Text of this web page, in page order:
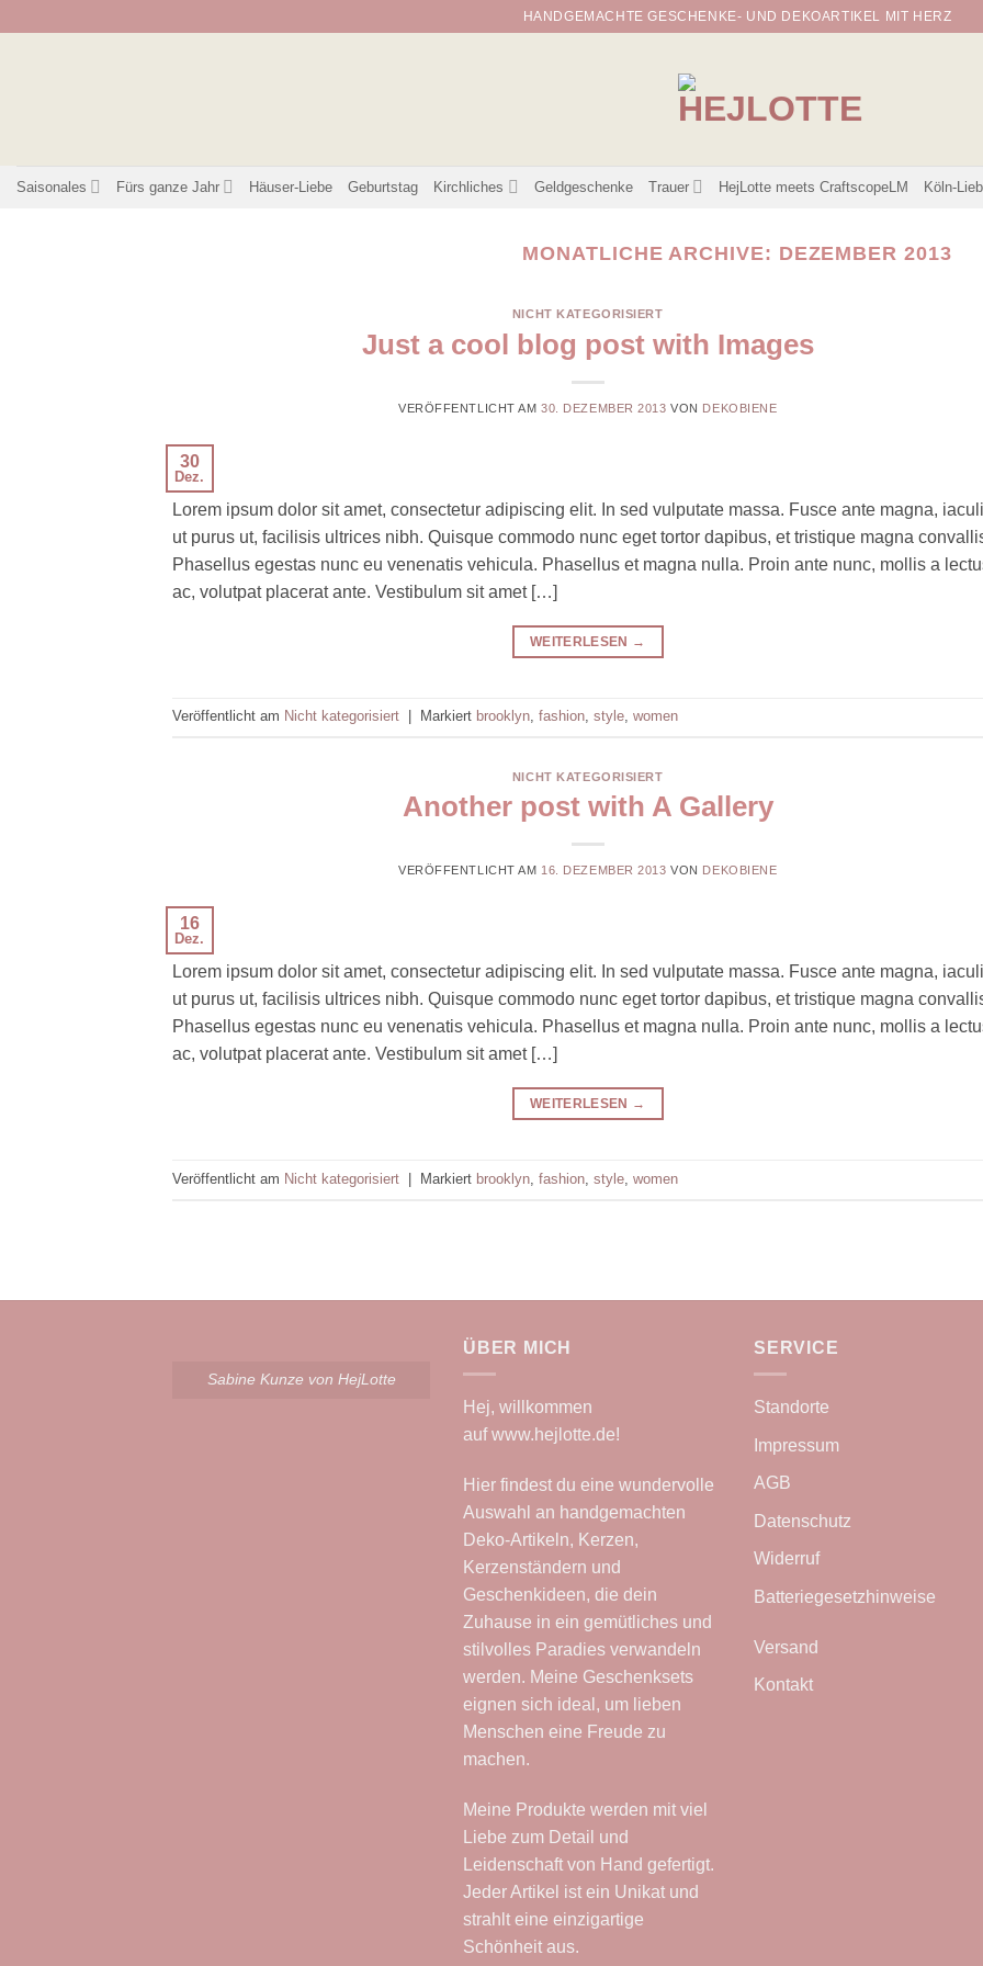
HANDGEMACHTE GESCHENKE- UND DEKOARTIKEL MIT HERZ
Saisonales Fürs ganze Jahr Häuser-Liebe Geburtstag Kirchliches Geldgeschenke Trauer HejLotte meets CraftscopeLM Köln-
MONATLICHE ARCHIVE: DEZEMBER 2013
NICHT KATEGORISIERT
Just a cool blog post with Images
VERÖFFENTLICHT AM30. DEZEMBER 2013 VON DEKOBIENE
30
Dez.
Lorem ipsum dolor sit amet, consectetur adipiscing elit. In sed vulputate massa. Fusce ante magna,
ut purus ut, facilisis ultrices nibh. Quisque commodo nunc eget tortor dapibus, et tristique magna
Phasellus egestas nunc eu venenatis vehicula. Phasellus et magna nulla. Proin ante nunc, mollis a
ac, volutpat placerat ante. Vestibulum sit amet […]
WEITERLESEN →
Veröffentlicht am Nicht kategorisiert Markiert brooklyn, fashion, style, women
NICHT KATEGORISIERT
Another post with A Gallery
VERÖFFENTLICHT AM 16. DEZEMBER 2013 VON DEKOBIENE
16
Dez.
Lorem ipsum dolor sit amet, consectetur adipiscing elit. In sed vulputate massa. Fusce ante magna,
ut purus ut, facilisis ultrices nibh. Quisque commodo nunc eget tortor dapibus, et tristique magna
Phasellus egestas nunc eu venenatis vehicula. Phasellus et magna nulla. Proin ante nunc, mollis a
ac, volutpat placerat ante. Vestibulum sit amet […]
WEITERLESEN →
Veröffentlicht am Nicht kategorisiert Markiert brooklyn fashion style women
Sabine Kunze von HejLotte
ÜBER MICH
Hej, willkommen
aufwww.hejlotte.de!
Hier findest du eine wundervolle
Auswahl an handgemachten
Deko-Artikeln, Kerzen,
Kerzenständern und
Geschenkideen, die dein
Zuhause in ein gemütliches und
stilvolles Paradies verwandeln
werden. Meine Geschenksets
eignen sich ideal, um lieben
Menschen eine Freude zu
machen.
Meine Produkte werden mit viel
Liebe zum Detail und
Leidenschaft von Hand gefertigt.
Jeder Artikel ist ein Unikat und
strahlt eine einzigartige
Schönheit aus.
SERVICE
Standorte
Impressum
AGB
Datenschutz
Widerruf
Batteriegesetzhinweise
Versand
Kontakt